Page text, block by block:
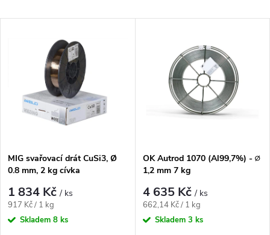
Nejprodávanější
Abecedně
Výpis produktů
MIG svařovací drát CuSi3, Ø
0.8 mm, 2 kg cívka
1 834 Kč/ ks
Měrná cena:
917 Kč / 1 kg
Skladem 8 ks
OK Autrod 1070 (Al99,7%) - ∅
1,2 mm 7 kg
4 635 Kč/ ks
Měrná cena:
662,14 Kč / 1 kg
Skladem 3 ks